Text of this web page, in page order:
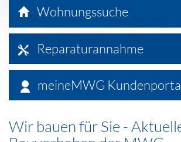
Wohnungssuche
MWG
eG
–
wohnen
Reparaturannahme
meineMWG
Wir bauen für Sie -